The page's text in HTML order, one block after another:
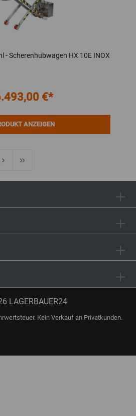
- Scherenhubwagen HX 10E INOX
€*
ANZEIGEN
LAGERBAUER24
Kein Verkauf an Privatkunden.